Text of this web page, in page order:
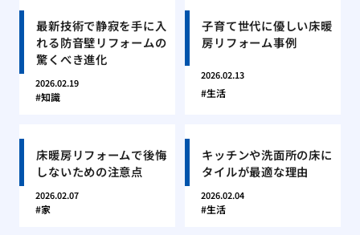
最新技術で静寂を手に入
れる防音壁リフォームの
驚くべき進化
2026.02.19
知識
子育て世代に優しい床暖
房リフォーム事例
2026.02.13
生活
床暖房リフォームで後悔
しないための注意点
2026.02.07
家
キッチンや洗面所の床に
タイルが最適な理由
2026.02.04
生活